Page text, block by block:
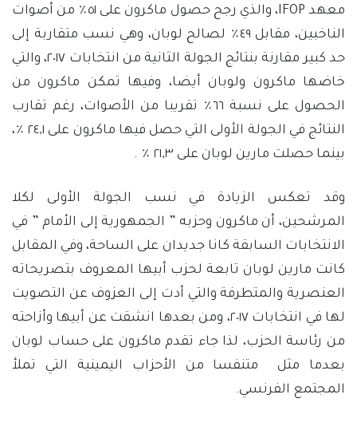
معهد IFOP، والذي رجح حصول ماكرون على ٥١٪ من أصوات
الناخبين، مقابل ٤٩٪ لصالح لوبان، وهي نسب متقاربة إلى
حد كبير مقارنة بنتائج الجولة الثانية من انتخابات ٢٠١٧، والتي
خاضها ماكرون ولوبان أيضا، وفيها تمكن ماكرون من
الحصول على نسبة ٦٦٪ تقريبا من الأصوات، رغم تقارب
النتائج في الجولة الأولى التي حصل فيها ماكرون على ٢٤,١ ٪،
بينما حصلت مارين لوبان على ٢١,٣ ٪ .
وقد تعكس الزيادة في نسب الجولة الأولى لكلا
المرشحين، أن ماكرون وحزبه ” الجمهورية إلى الأمام ” في
الانتخابات السابقة كانا جديدان على الساحة، وفي المقابل
كانت مارين لوبان تابعة لحزب أبيها المعروف بتصريحاته
العنصرية والمتطرفة والتي أدت إلى العزوف عن التصويت
لها في انتخابات ٢٠١٧، ومن بعدها انشقت عن أبيها وأزاحته
من رئاسة الحزب، لذا جاء تقدم ماكرون على حساب لوبان
بعدما مثل متنفسا من الأحزاب اليمينية التي تملأ
المجتمع الفرنسي.